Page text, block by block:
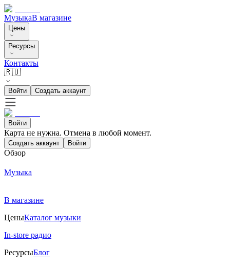
МузыкаВ магазине
Цены
Ресурсы
Контакты
🇷🇺
Войти Создать аккаунт
Войти
Карта не нужна. Отмена в любой момент.
Создать аккаунт Войти
Обзор
Музыка
В магазине
ЦеныКаталог музыки
In-store радио
РесурсыБлог